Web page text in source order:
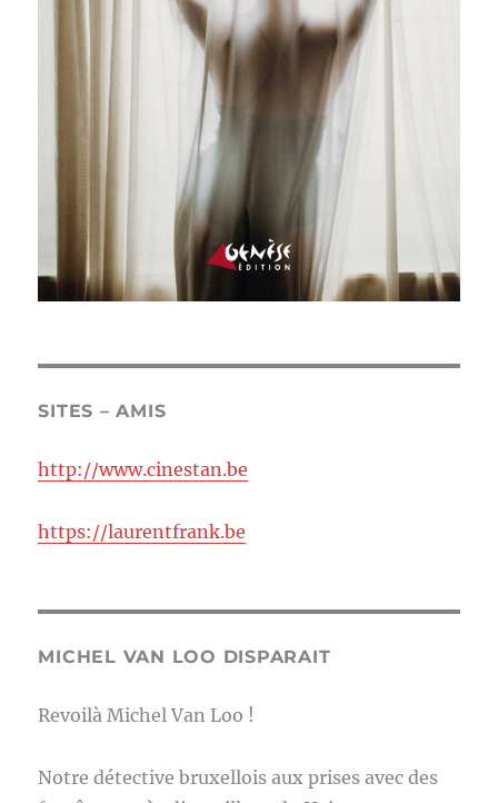
SITES – AMIS
http://www.cinestan.be
https://laurentfrank.be
MICHEL VAN LOO DISPARAIT
Revoilà Michel Van Loo !
Notre détective bruxellois aux prises avec des